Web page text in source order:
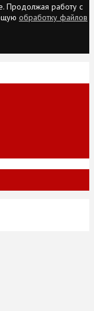
Продолжая работу с
обработку файлов